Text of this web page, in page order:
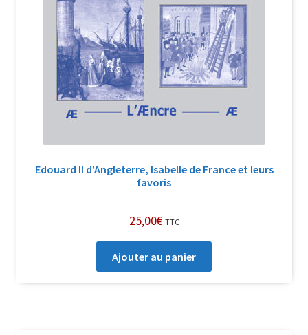
Edouard II d’Angleterre, Isabelle de France et leurs
favoris
25,00€ TTC
Ajouter au panier